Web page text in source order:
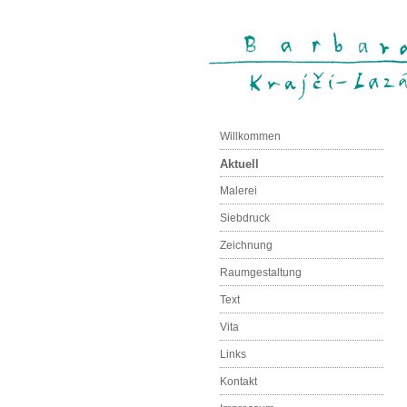
Willkommen
Aktuell
Malerei
Siebdruck
Zeichnung
Raumgestaltung
Text
Vita
Links
Kontakt